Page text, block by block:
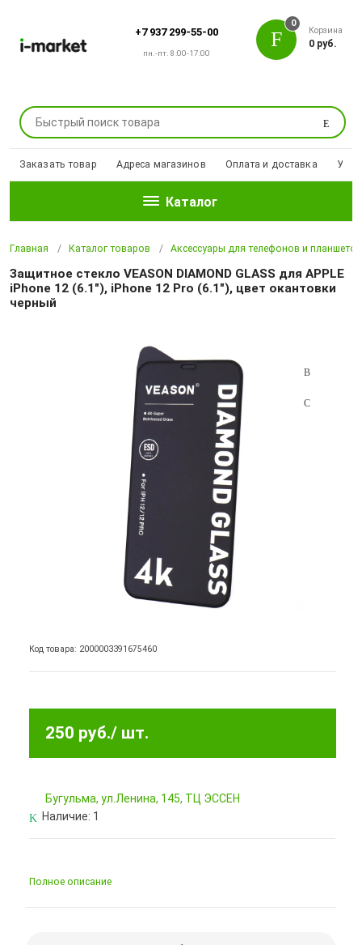
+7 937 299-55-00
пн.-пт. 8:00-17:00
Поиск
0
Корзина
0 руб.
Заказать товар Адреса магазинов Оплата и доставка
Каталог
Главная Каталог товаров Аксессуары для телефонов и планшетов
Защитное стекло VEASON DIAMOND GLASS для APPLE
iPhone 12 (6.1"), iPhone 12 Pro (6.1"), цвет окантовки
черный
Код товара: 2000003391675460
250 руб./ шт.
Бугульма, ул.Ленина, 145, ТЦ ЭССЕН
Наличие: 1
Полное описание